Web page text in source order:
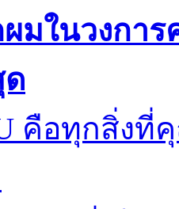
มในวงกา
คือทุกสิ่งที่